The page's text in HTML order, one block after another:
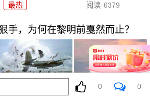
最热 阅读 6379
手，为何在黎明前戛然而止？
0 0